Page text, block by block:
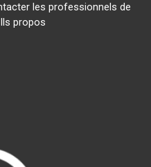
les professionnels de
propos